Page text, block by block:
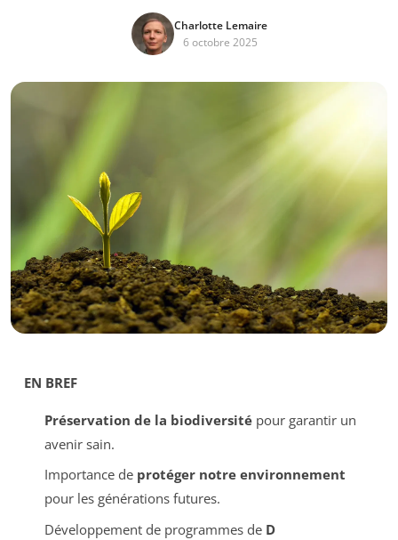
Charlotte Lemaire
6 octobre 2025
EN BREF
Préservation de la biodiversitépour garantir un
avenir sain.
Importance de protéger notre environnement
pour les générations futures.
Développement de programmes de D